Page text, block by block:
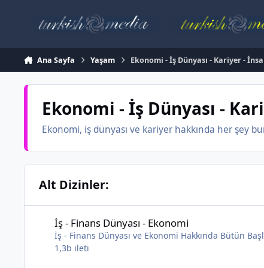
Ana Sayfa Yaşam Ekonomi - İş Dünyası - Kariyer -
Ekonomi - İş Dünyası -
Ekonomi, iş dünyası ve kariyer hakkında her şey
Alt Dizinler:
İş - Finans Dünyası - Ekonomi
İş - Finans Dünyası ve Ekonomi Hakkında Bütün
1,3b ileti